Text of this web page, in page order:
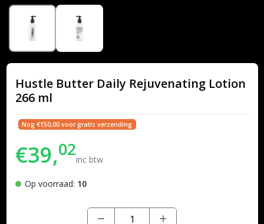
Hustle Butter Daily Rejuvenating Lotion
266 ml
Nog €150,00 voor gratis verzending
€39,02inc btw
Op voorraad: 10